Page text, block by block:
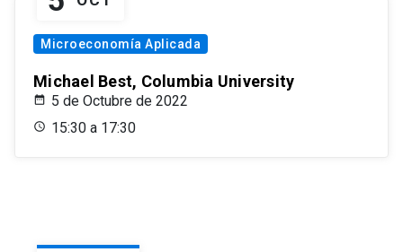
Microeconomía Aplicada
Michael Best, Columbia University
5 de Octubre de 2022
15:30 a 17:30